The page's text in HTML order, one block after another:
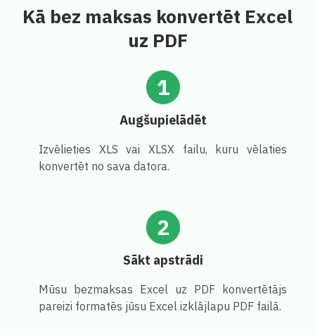
Kā bez maksas konvertēt Excel
uz PDF
1
Augšupielādēt
Izvēlieties XLS vai XLSX failu, kuru vēlaties
konvertēt no sava datora.
2
Sākt apstrādi
Mūsu bezmaksas Excel uz PDF konvertētājs
pareizi formatēs jūsu Excel izklājlapu PDF failā.